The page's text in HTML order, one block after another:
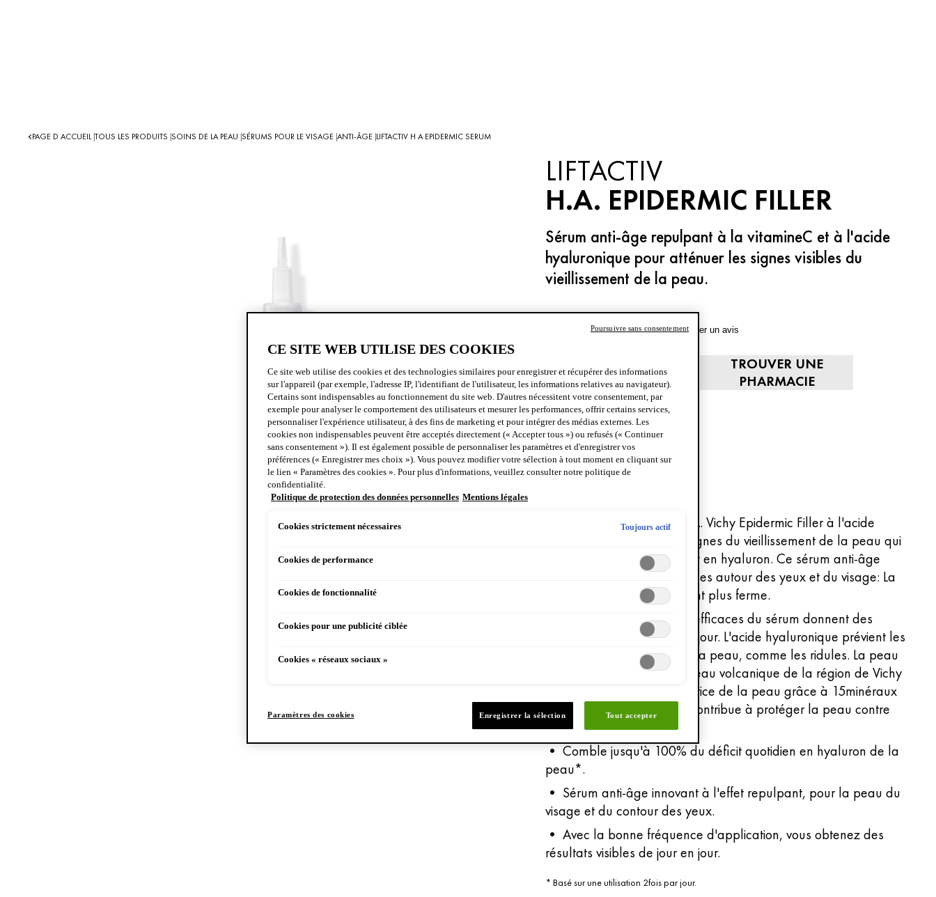
PAGE D ACCUEIL TOUS LES PRODUITS SOINS DE LA PEAU SÉRUMS POUR LE VISAGE ANTI-ÂGE LIFTACTIV H A EPIDERMIC SERUM
LIFTACTIV
H.A. EPIDERMIC FILLER
Sérum anti-âge repulpant à la vitamineC et à l'acide
hyaluronique pour atténuer les signes visibles du
vieillissement de la peau.
5,
valeur
de
la
note
moyenne.
Read
852
Reviews.
Lien
sur
4.7 (852) Rédiger un avis
ACHETER
TROUVER UNE
PHARMACIE
SANS PARFUM
SANS ALCOOL
Le LIFTACTIV SUPREME H.A. Vichy Epidermic Filler à l'acide
hyaluronique atténue les signes du vieillissement de la peau qui
peuvent résulter d'un déficit en hyaluron. Ce sérum anti-âge
repulpe les rides et les ridules autour des yeux et du visage: La
peau paraît ainsi visiblement plus ferme.
Les ingrédients hautement efficaces du sérum donnent des
résultats visibles jour après jour. L'acide hyaluronique prévient les
signes de vieillissement de la peau, comme les ridules. La peau
est visiblement repulpée. L'eau volcanique de la région de Vichy
renforce la barrière protectrice de la peau grâce à 15minéraux
revitalisants. La vitamineC contribue à protéger la peau contre
les radicaux libres.
• Comble jusqu'à 100% du déficit quotidien en hyaluron de la
peau*.
• Sérum anti-âge innovant à l'effet repulpant, pour la peau du
visage et du contour des yeux.
• Avec la bonne fréquence d'application, vous obtenez des
résultats visibles de jour en jour.
* Basé sur une utilisation 2fois par jour.
CE SITE WEB UTILISE DES COOKIES
Ce site web utilise des cookies et des technologies similaires pour enregistrer et récupérer des informations
sur l'appareil (par exemple, l'adresse IP, l'identifiant de l'utilisateur, les informations relatives au navigateur).
Certains sont indispensables au fonctionnement du site web. D'autres nécessitent votre consentement, par
exemple pour analyser le comportement des utilisateurs et mesurer les performances, offrir certains services,
personnaliser l'expérience utilisateur, à des fins de marketing et pour intégrer des médias externes. Les
cookies non indispensables peuvent être acceptés directement (« Accepter tous ») ou refusés (« Continuer
sans consentement »). Il est également possible de personnaliser les paramètres et d'enregistrer vos
préférences (« Enregistrer mes choix »). Vous pouvez modifier votre sélection à tout moment en cliquant sur
le lien « Paramètres des cookies ». Pour plus d'informations, veuillez consulter notre politique de
confidentialité.
Politique de protection des données personnelles Mentions légales
Cookies strictement nécessaires Toujours actif
Cookies de performance
Cookies de fonctionnalité
Cookies pour une publicité ciblée
Cookies « réseaux sociaux »
Paramètres des cookies Enregistrer la sélection Tout accepter
Poursuivre sans consentement